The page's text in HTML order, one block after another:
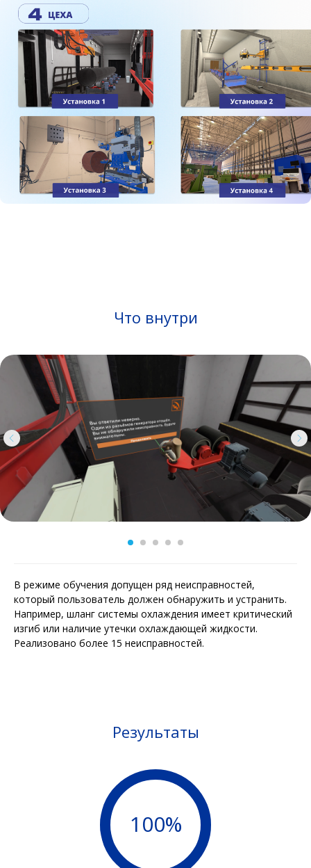
Что внутри
В режиме обучения допущен ряд неисправностей,
который пользователь должен обнаружить и устранить.
Например, шланг системы охлаждения имеет критический
изгиб или наличие утечки охлаждающей жидкости.
Реализовано более 15 неисправностей.
Результаты
100%